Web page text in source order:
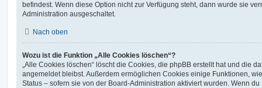
befindest. Wenn diese Option nicht zur Verfügung steht, dann wurde sie
Administration ausgeschaltet.
Nach oben
Wozu ist die Funktion „Alle Cookies löschen“?
„Alle Cookies löschen“ löscht die Cookies, die phpBB erstellt hat und die
angemeldet bleibst. Außerdem ermöglichen Cookies einige Funktionen,
Status – sofern sie von der Board-Administration aktiviert wurden. Wenn